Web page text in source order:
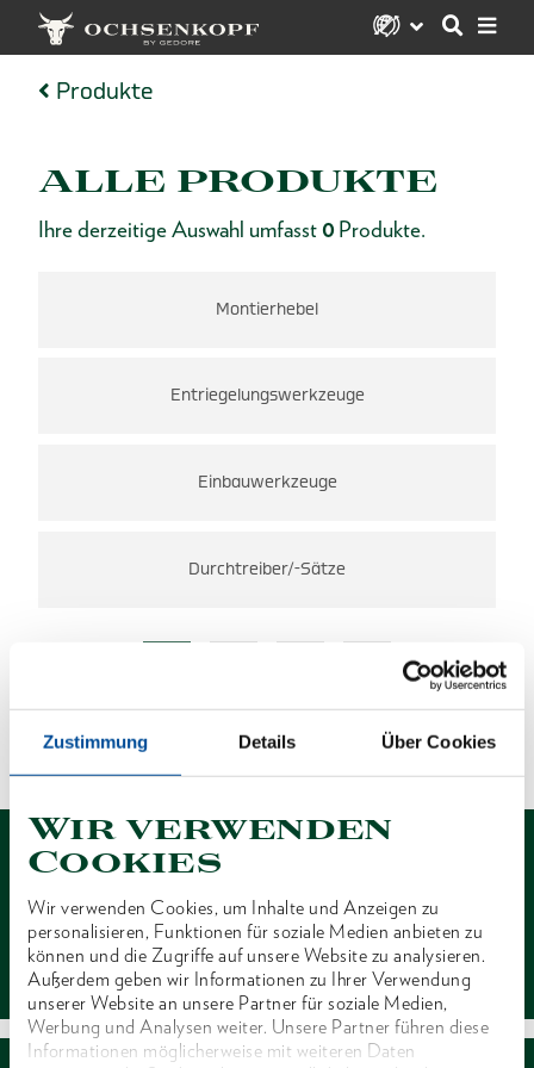
Zustimmung Details Über Cookies
Wir verwenden
Cookies
Wir verwenden Cookies, um Inhalte und Anzeigen zu
personalisieren, Funktionen für soziale Medien anbieten zu
können und die Zugriffe auf unsere Website zu analysieren.
Außerdem geben wir Informationen zu Ihrer Verwendung
unserer Website an unsere Partner für soziale Medien,
Werbung und Analysen weiter. Unsere Partner führen diese
Informationen möglicherweise mit weiteren Daten
Produkte
ALLE PRODUKTE
Ihre derzeitige Auswahl umfasst 0 Produkte.
Montierhebel
Entriegelungswerkzeuge
Einbauwerkzeuge
Durchtreiber/-Sätze
Kontakt